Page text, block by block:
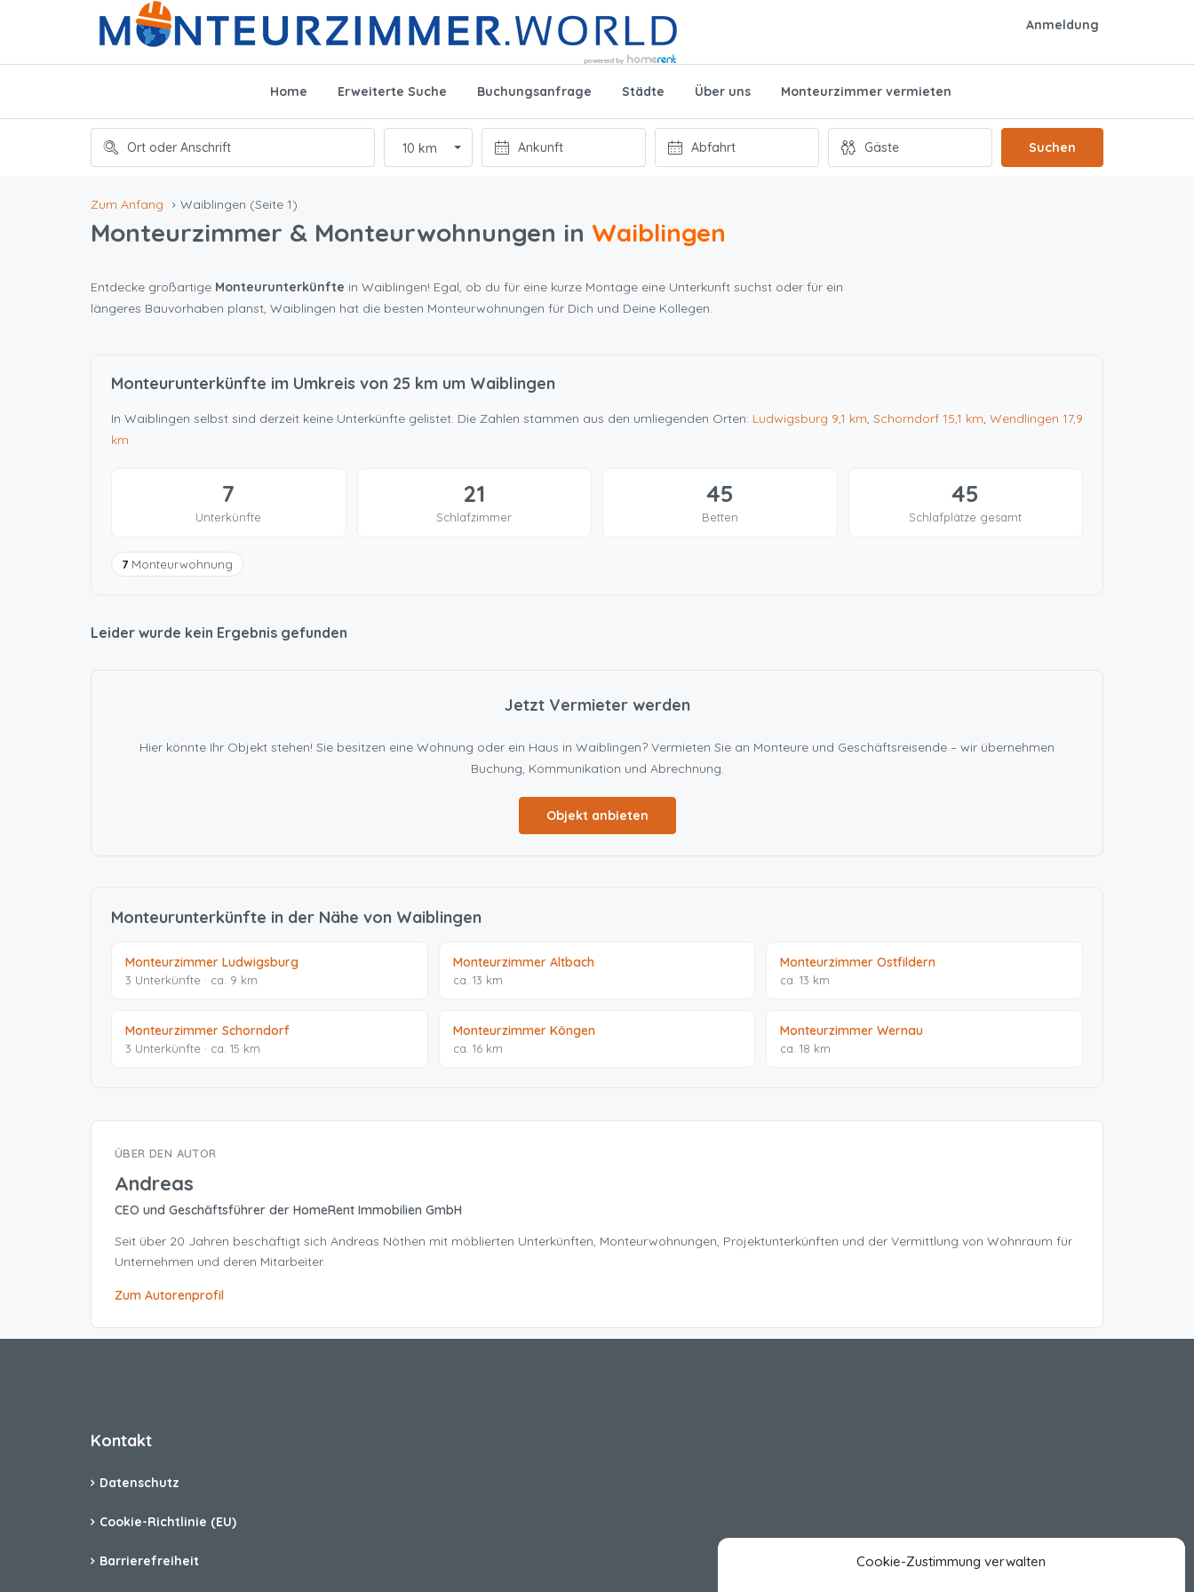
Cookie-Zustimmung verwalten
Anmeldung
Home Erweiterte Suche Buchungsanfrage Städte Über uns Monteurzimmer vermieten
10 km Suchen
Zum Anfang Waiblingen (Seite 1)
Monteurzimmer & Monteurwohnungen in Waiblingen
Entdecke großartige Monteurunterkünfte in Waiblingen! Egal, ob du für eine kurze Montage eine Unterkunft suchst oder für ein
längeres Bauvorhaben planst, Waiblingen hat die besten Monteurwohnungen für Dich und Deine Kollegen.
Monteurunterkünfte im Umkreis von 25 km um Waiblingen
In Waiblingen selbst sind derzeit keine Unterkünfte gelistet. Die Zahlen stammen aus den umliegenden Orten: Ludwigsburg 9,1 km, Schorndorf 15,1 km, Wendlingen 17,9
km
7
Unterkünfte
21
Schlafzimmer
45
Betten
45
Schlafplätze gesamt
7 Monteurwohnung
Leider wurde kein Ergebnis gefunden
Jetzt Vermieter werden
Hier könnte Ihr Objekt stehen! Sie besitzen eine Wohnung oder ein Haus in Waiblingen? Vermieten Sie an Monteure und Geschäftsreisende – wir übernehmen
Buchung, Kommunikation und Abrechnung.
Objekt anbieten
Monteurunterkünfte in der Nähe von Waiblingen
Monteurzimmer Ludwigsburg
3 Unterkünfte · ca. 9 km
Monteurzimmer Altbach
ca. 13 km
Monteurzimmer Ostfildern
ca. 13 km
Monteurzimmer Schorndorf
3 Unterkünfte · ca. 15 km
Monteurzimmer Köngen
ca. 16 km
Monteurzimmer Wernau
ca. 18 km
ÜBER DEN AUTOR
Andreas
CEO und Geschäftsführer der HomeRent Immobilien GmbH
Seit über 20 Jahren beschäftigt sich Andreas Nöthen mit möblierten Unterkünften, Monteurwohnungen, Projektunterkünften und der Vermittlung von Wohnraum für
Unternehmen und deren Mitarbeiter.
Zum Autorenprofil
Kontakt
Datenschutz
Cookie-Richtlinie (EU)
Barrierefreiheit